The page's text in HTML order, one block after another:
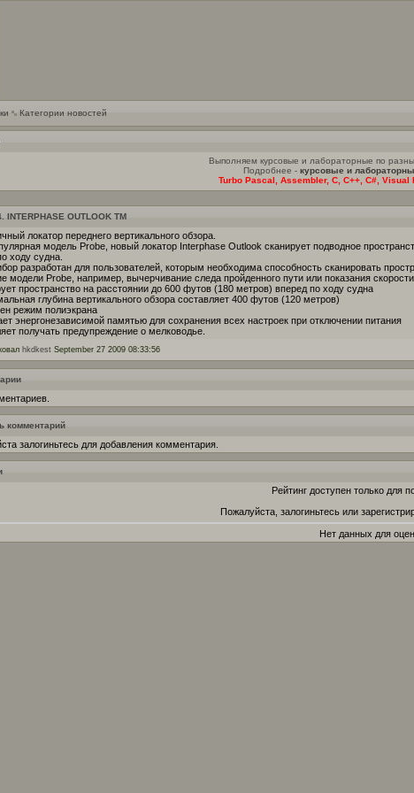
Категории новостей
Выполняем курсовые и лабораторные по
Подробнее - курсовые и
Turbo Pascal, Assembler, C, C++, C#,
INTERPHASE OUTLOOK TM
локатор переднего вертикального обзора.
модель Probe, новый локатор Interphase Outlook сканирует подводное
ходу судна.
разработан для пользователей, которым необходима способность сканировать
модели Probe, например, вычерчивание следа пройденного пути или показания
пространство на расстоянии до 600 футов (180 метров) вперед по ходу судна
глубина вертикального обзора составляет 400 футов (120 метров)
режим полиэкрана
энергонезависимой памятью для сохранения всех настроек при отключении питания
получать предупреждение о мелководье.
hkdkest September 27 2009 08:33:56
комментарий
залогиньтесь для добавления комментария.
Рейтинг доступен только для
Пожалуйста, залогиньтесь или
Нет данных для